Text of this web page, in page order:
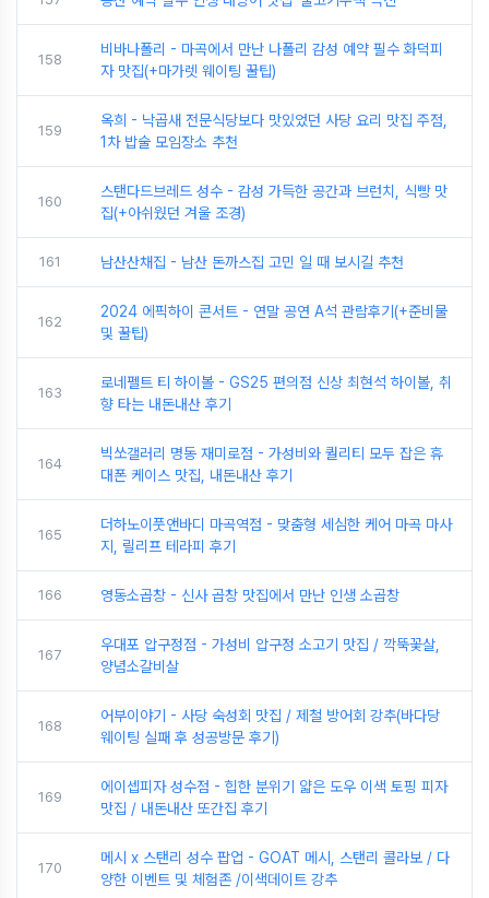
158
비바나폴리 - 마곡에서 만난 나폴리 감성 예약 필수 화덕피
자 맛집(+마가렛 웨이팅 꿀팁)
159
옥희 - 낙곱새 전문식당보다 맛있었던 사당 요리 맛집 주점,
1차 밥술 모임장소 추천
160
스탠다드브레드 성수 - 감성 가득한 공간과 브런치, 식빵 맛
집(+아쉬웠던 겨울 조경)
161 남산산채집 - 남산 돈까스집 고민 일 때 보시길 추천
162
2024 에픽하이 콘서트 - 연말 공연 A석 관람후기(+준비물
및 꿀팁)
163
로네펠트 티 하이볼 - GS25 편의점 신상 최현석 하이볼, 취
향 타는 내돈내산 후기
164
빅쏘갤러리 명동 재미로점 - 가성비와 퀄리티 모두 잡은 휴
대폰 케이스 맛집, 내돈내산 후기
165
더하노이풋앤바디 마곡역점 - 맞춤형 세심한 케어 마곡 마사
지, 릴리프 테라피 후기
166 영동소곱창 - 신사 곱창 맛집에서 만난 인생 소곱창
167
우대포 압구정점 - 가성비 압구정 소고기 맛집 / 깍뚝꽃살,
양념소갈비살
168
어부이야기 - 사당 숙성회 맛집 / 제철 방어회 강추(바다당
웨이팅 실패 후 성공방문 후기)
169
에이셉피자 성수점 - 힙한 분위기 얇은 도우 이색 토핑 피자
맛집 / 내돈내산 또간집 후기
170
메시 x 스탠리 성수 팝업 - GOAT 메시, 스탠리 콜라보 / 다
양한 이벤트 및 체험존 /이색데이트 강추